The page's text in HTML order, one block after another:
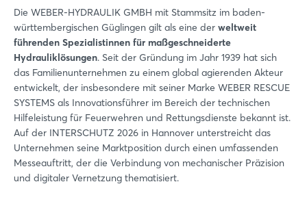
Die WEBER-HYDRAULIK GMBH mit Stammsitz im baden-
württembergischen Güglingen gilt als eine der weltweit
führenden Spezialistinnen für maßgeschneiderte
Hydrauliklösungen. Seit der Gründung im Jahr 1939 hat sich
das Familienunternehmen zu einem global agierenden Akteur
entwickelt, der insbesondere mit seiner Marke WEBER RESCUE
SYSTEMS als Innovationsführer im Bereich der technischen
Hilfeleistung für Feuerwehren und Rettungsdienste bekannt ist.
Auf der INTERSCHUTZ 2026 in Hannover unterstreicht das
Unternehmen seine Marktposition durch einen umfassenden
Messeauftritt, der die Verbindung von mechanischer Präzision
und digitaler Vernetzung thematisiert.